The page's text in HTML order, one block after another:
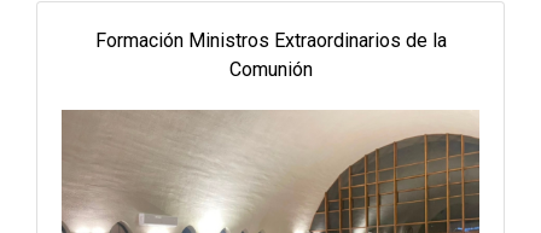
Formación Ministros Extraordinarios de la
Comunión